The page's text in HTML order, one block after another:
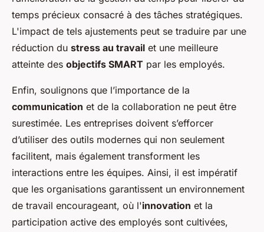
temps précieux consacré à des tâches stratégiques.
L'impact de tels ajustements peut se traduire par une
réduction du stress au travail et une meilleure
atteinte des objectifs SMART par les employés.
Enfin, soulignons que l’importance de la
communication et de la collaboration ne peut être
surestimée. Les entreprises doivent s’efforcer
d’utiliser des outils modernes qui non seulement
facilitent, mais également transforment les
interactions entre les équipes. Ainsi, il est impératif
que les organisations garantissent un environnement
de travail encourageant, où l'innovation et la
participation active des employés sont cultivées,